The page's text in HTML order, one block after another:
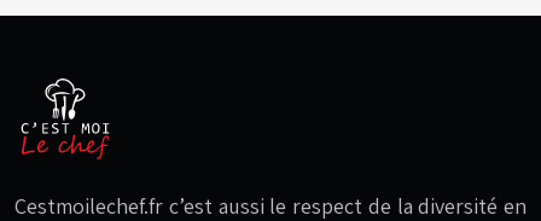
Cestmoilechef.fr c’est aussi le respect de la diversité en